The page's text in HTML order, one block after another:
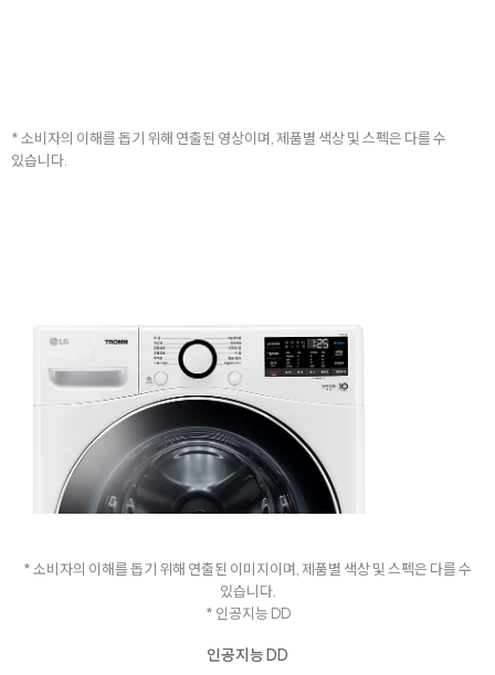
* 소비자의 이해를 돕기 위해 연출된 영상이며, 제품별 색상 및 스펙은 다를 수
있습니다.
* 소비자의 이해를 돕기 위해 연출된 이미지이며, 제품별 색상 및 스펙은 다를 수
있습니다.
* 인공지능 DD
인공지능 DD